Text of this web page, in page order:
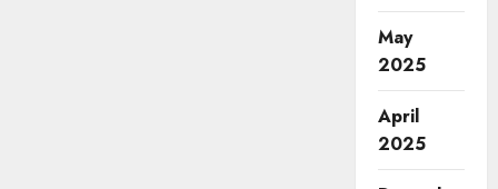
May
2025
April
2025